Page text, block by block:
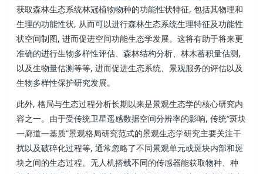
获取森林生态系统林冠植物物种的功能性状特征, 包括其物理和
生理的功能性状, 从而可以进行森林生态系统生理特征及功能性
状空间制图, 进而促进空间功能生态学发展。这将有助于将来更
准确的进行生物多样性评估、森林结构分析、林木蓄积量估测,
以及生物量估测等等, 进而促进生态系统、景观服务的评估以及
生物多样性保护研究发展。
此外, 格局与生态过程分析长期以来是景观生态学的核心研究内
容之一。由于受传统卫星遥感数据空间分辨率的影响, 传统“斑块
—廊道—基质”景观格局研究范式的景观生态学研究主要关注干
扰以及破碎化过程等, 通常忽略了不同景观单元或斑块内部和斑
块之间的生态过程。无人机搭载不同的传感器能获取物种、种